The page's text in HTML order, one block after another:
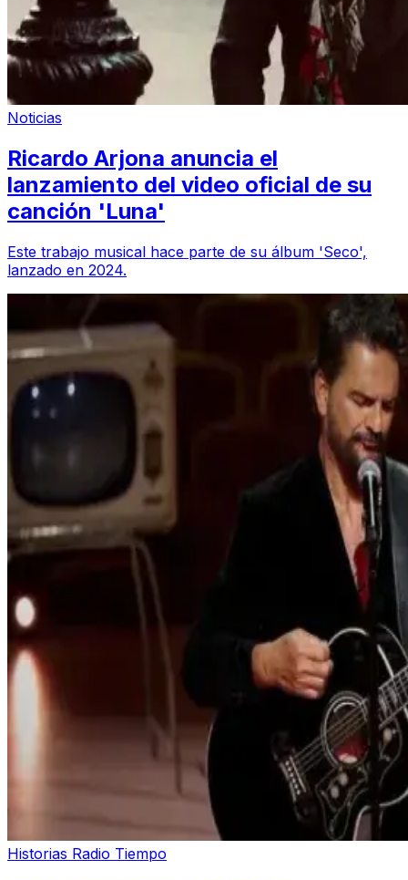
Noticias
Ricardo Arjona anuncia el
lanzamiento del video oficial de su
canción 'Luna'
Este trabajo musical hace parte de su álbum 'Seco',
lanzado en 2024.
Historias Radio Tiempo